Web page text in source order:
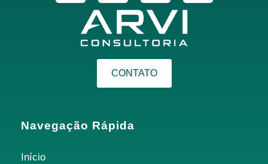
CONTATO
Navegação Rápida
Início